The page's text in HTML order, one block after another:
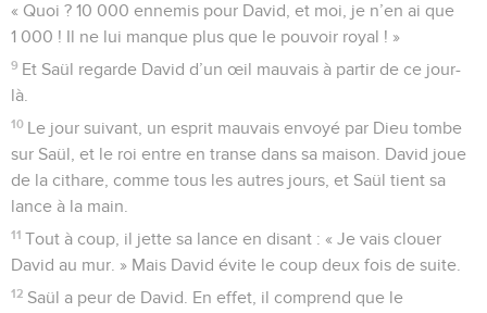
« Quoi ? 10 000 ennemis pour David, et moi, je n’en ai que
1 000 ! Il ne lui manque plus que le pouvoir royal ! »
9 Et Saül regarde David d’un œil mauvais à partir de ce jour-
là.
10 Le jour suivant, un esprit mauvais envoyé par Dieu tombe
sur Saül, et le roi entre en transe dans sa maison. David joue
de la cithare, comme tous les autres jours, et Saül tient sa
lance à la main.
11 Tout à coup, il jette sa lance en disant : « Je vais clouer
David au mur. » Mais David évite le coup deux fois de suite.
12 Saül a peur de David. En effet, il comprend que le